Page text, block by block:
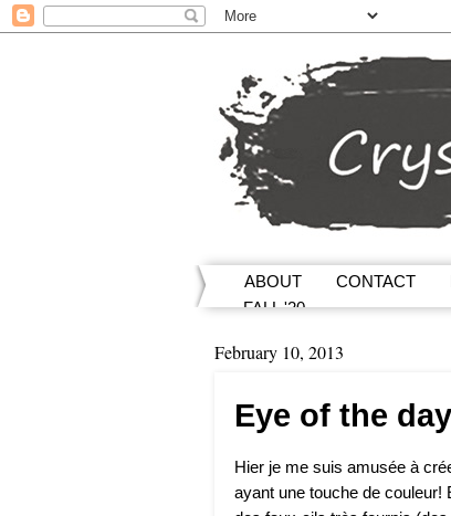
ABOUT CONTACT
FALL '20
February 10, 2013
Eye of the
Hier je me suis amusée à
ayant une touche de couleur!